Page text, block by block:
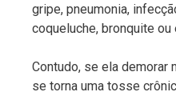
gripe, pneumonia,
coqueluche, bronquite ou
Contudo, se ela demorar
se torna uma tosse